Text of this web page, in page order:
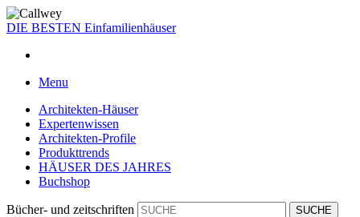
DIE BESTEN Einfamilienhäuser
Menu
Architekten-Häuser
Expertenwissen
Architekten-Profile
Produkttrends
HÄUSER DES JAHRES
Buchshop
Bücher- und zeitschriften